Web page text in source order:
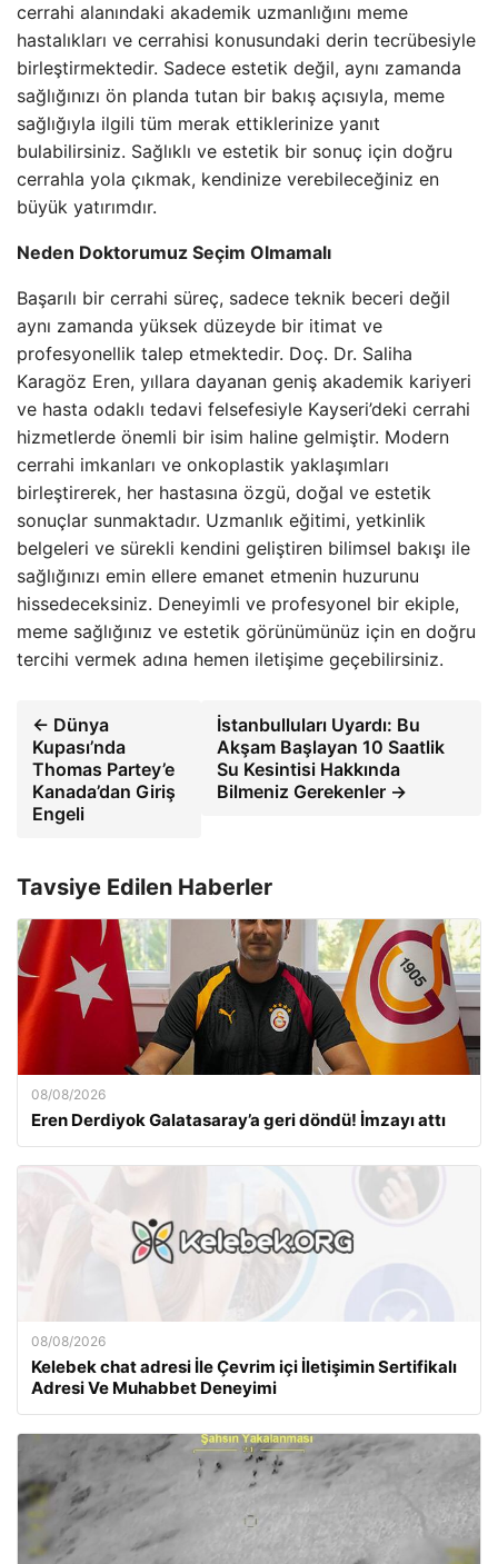
cerrahi alanındaki akademik uzmanlığını meme
hastalıkları ve cerrahisi konusundaki derin tecrübesiyle
birleştirmektedir. Sadece estetik değil, aynı zamanda
sağlığınızı ön planda tutan bir bakış açısıyla, meme
sağlığıyla ilgili tüm merak ettiklerinize yanıt
bulabilirsiniz. Sağlıklı ve estetik bir sonuç için doğru
cerrahla yola çıkmak, kendinize verebileceğiniz en
büyük yatırımdır.
Neden Doktorumuz Seçim Olmamalı
Başarılı bir cerrahi süreç, sadece teknik beceri değil
aynı zamanda yüksek düzeyde bir itimat ve
profesyonellik talep etmektedir. Doç. Dr. Saliha
Karagöz Eren, yıllara dayanan geniş akademik kariyeri
ve hasta odaklı tedavi felsefesiyle Kayseri’deki cerrahi
hizmetlerde önemli bir isim haline gelmiştir. Modern
cerrahi imkanları ve onkoplastik yaklaşımları
birleştirerek, her hastasına özgü, doğal ve estetik
sonuçlar sunmaktadır. Uzmanlık eğitimi, yetkinlik
belgeleri ve sürekli kendini geliştiren bilimsel bakışı ile
sağlığınızı emin ellere emanet etmenin huzurunu
hissedeceksiniz. Deneyimli ve profesyonel bir ekiple,
meme sağlığınız ve estetik görünümünüz için en doğru
tercihi vermek adına hemen iletişime geçebilirsiniz.
← Dünya
Kupası’nda
Thomas Partey’e
Kanada’dan Giriş
Engeli
İstanbulluları Uyardı: Bu
Akşam Başlayan 10 Saatlik
Su Kesintisi Hakkında
Bilmeniz Gerekenler →
Tavsiye Edilen Haberler
08/08/2026
Eren Derdiyok Galatasaray’a geri döndü! İmzayı attı
08/08/2026
Kelebek chat adresi İle Çevrim içi İletişimin Sertifikalı
Adresi Ve Muhabbet Deneyimi